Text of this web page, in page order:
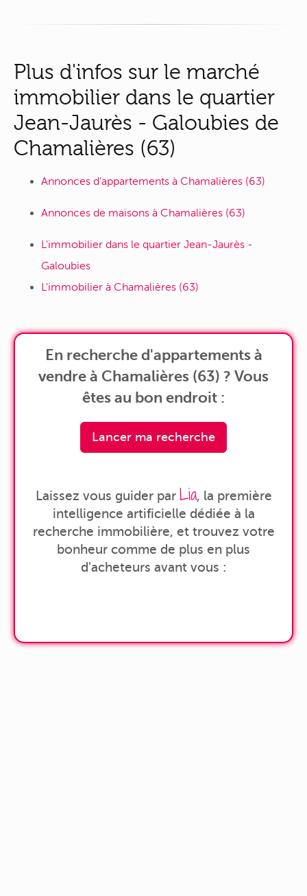
Plus d'infos sur le marché
immobilier dans le quartier
Jean-Jaurès - Galoubies de
Chamalières (63)
Annonces d'appartements à Chamalières (63)
Annonces de maisons à Chamalières (63)
L'immobilier dans le quartier Jean-Jaurès -
Galoubies
L'immobilier à Chamalières (63)
En recherche d'appartements à
vendre à Chamalières (63) ? Vous
êtes au bon endroit :
Lancer ma recherche
Laissez vous guider par Lia, la première
intelligence artificielle dédiée à la
recherche immobilière, et trouvez votre
bonheur comme de plus en plus
d'acheteurs avant vous :